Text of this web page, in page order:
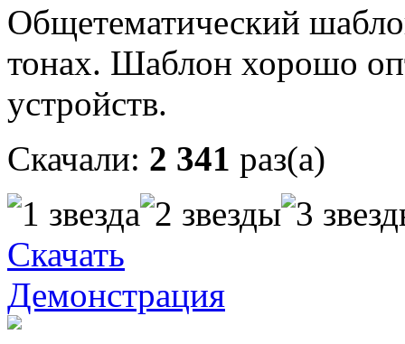
Общетематический
тонах. Шаблон хорошо
устройств.
Скачали: 2 341 раз(а)
Скачать
Демонстрация